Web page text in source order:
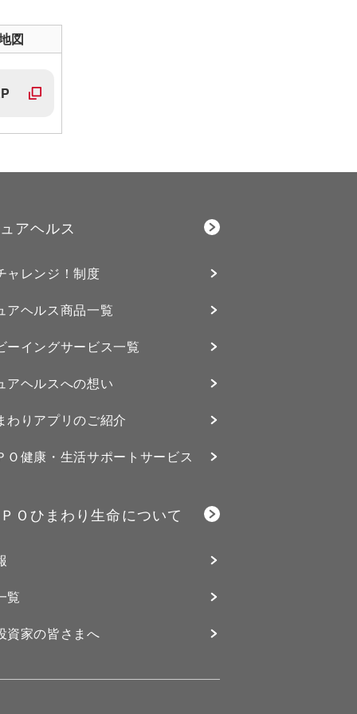
図
アヘルス
レンジ！制度
アヘルス商品一覧
ーイングサービス⼀覧
アヘルスへの想い
わりアプリのご紹介
Ｏ健康・生活サポートサービス
Ｏひまわり生命について
覧
資家の皆さまへ